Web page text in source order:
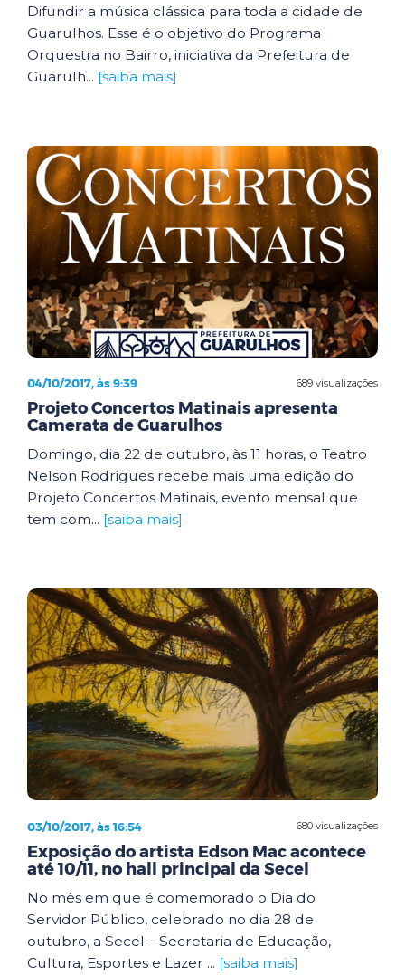
Difundir a música clássica para toda a cidade de
Guarulhos. Esse é o objetivo do Programa
Orquestra no Bairro, iniciativa da Prefeitura de
Guarulh... [saiba mais]
689 visualizações
04/10/2017, às 9:39
Projeto Concertos Matinais apresenta
Camerata de Guarulhos
Domingo, dia 22 de outubro, às 11 horas, o Teatro
Nelson Rodrigues recebe mais uma edição do
Projeto Concertos Matinais, evento mensal que
tem com... [saiba mais]
680 visualizações
03/10/2017, às 16:54
Exposição do artista Edson Mac acontece
até 10/11, no hall principal da Secel
No mês em que é comemorado o Dia do
Servidor Público, celebrado no dia 28 de
outubro, a Secel – Secretaria de Educação,
Cultura, Esportes e Lazer ... [saiba mais]